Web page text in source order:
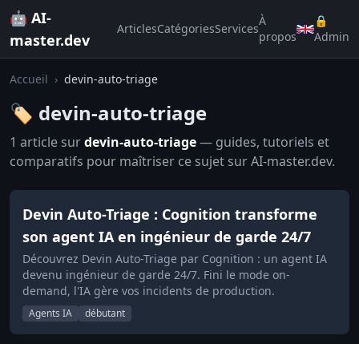
🤖 AI-
master.dev
ArticlesCatégoriesServices
À
propos
🔒
Admin
Accueil › devin-auto-triage
🏷️ devin-auto-triage
1 article surdevin-auto-triage— guides, tutoriels et
comparatifs pour maîtriser ce sujet sur AI-master.dev.
Devin Auto-Triage : Cognition transforme
son agent IA en ingénieur de garde 24/7
Découvrez Devin Auto-Triage par Cognition : un agent IA
devenu ingénieur de garde 24/7. Fini le mode on-
demand, l'IA gère vos incidents de production.
Agents IA débutant